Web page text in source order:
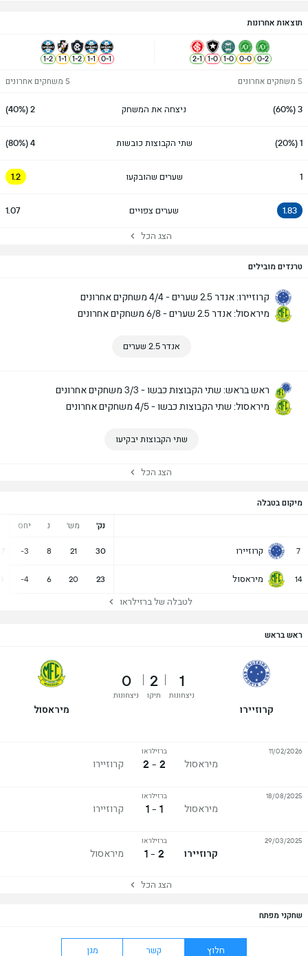
תוצאות אחרונות
2
-
0
0
-
0
0
-
1
0
-
1
1
-
2
1
-
0
1
-
1
2
-
1
1
-
1
2
-
1
5 משחקים אחרונים 5 משחקים אחרונים
3 (60%) ניצחה את המשחק 2 (40%)
1 (20%) שתי הקבוצות כובשות 4 (80%)
1 שערים שהובקעו 1.2
1.83 שערים צפויים 1.07
הצג הכל
טרנדים מובילים
קרוזיירו: אנדר 2.5 שערים - 4/4 משחקים אחרונים
מיראסול: אנדר 2.5 שערים - 6/8 משחקים אחרונים
אנדר 2.5 שערים
ראש בראש: שתי הקבוצות כבשו - 3/3 משחקים אחרונים
מיראסול: שתי הקבוצות כבשו - 4/5 משחקים אחרונים
שתי הקבוצות יבקיעו
הצג הכל
מיקום בטבלה
נק' מש' נ יחס
7 קרוזיירו 30
21
8
-3
14 מיראסול 23
20
6
-4
לטבלה של ברזילראו
שחקני מפתח
חלוץ קשר מגן
ראש בראש
קרוזיירו
1
ניצחונות
2
תיקו
0
ניצחונות
מיראסול
מיראסול
ברזילראו
2 - 2 קרוזיירו
11/02/2026
מיראסול
ברזילראו
1 - 1 קרוזיירו
18/08/2025
קרוזיירו
ברזילראו
2 - 1 מיראסול
29/03/2025
הצג הכל